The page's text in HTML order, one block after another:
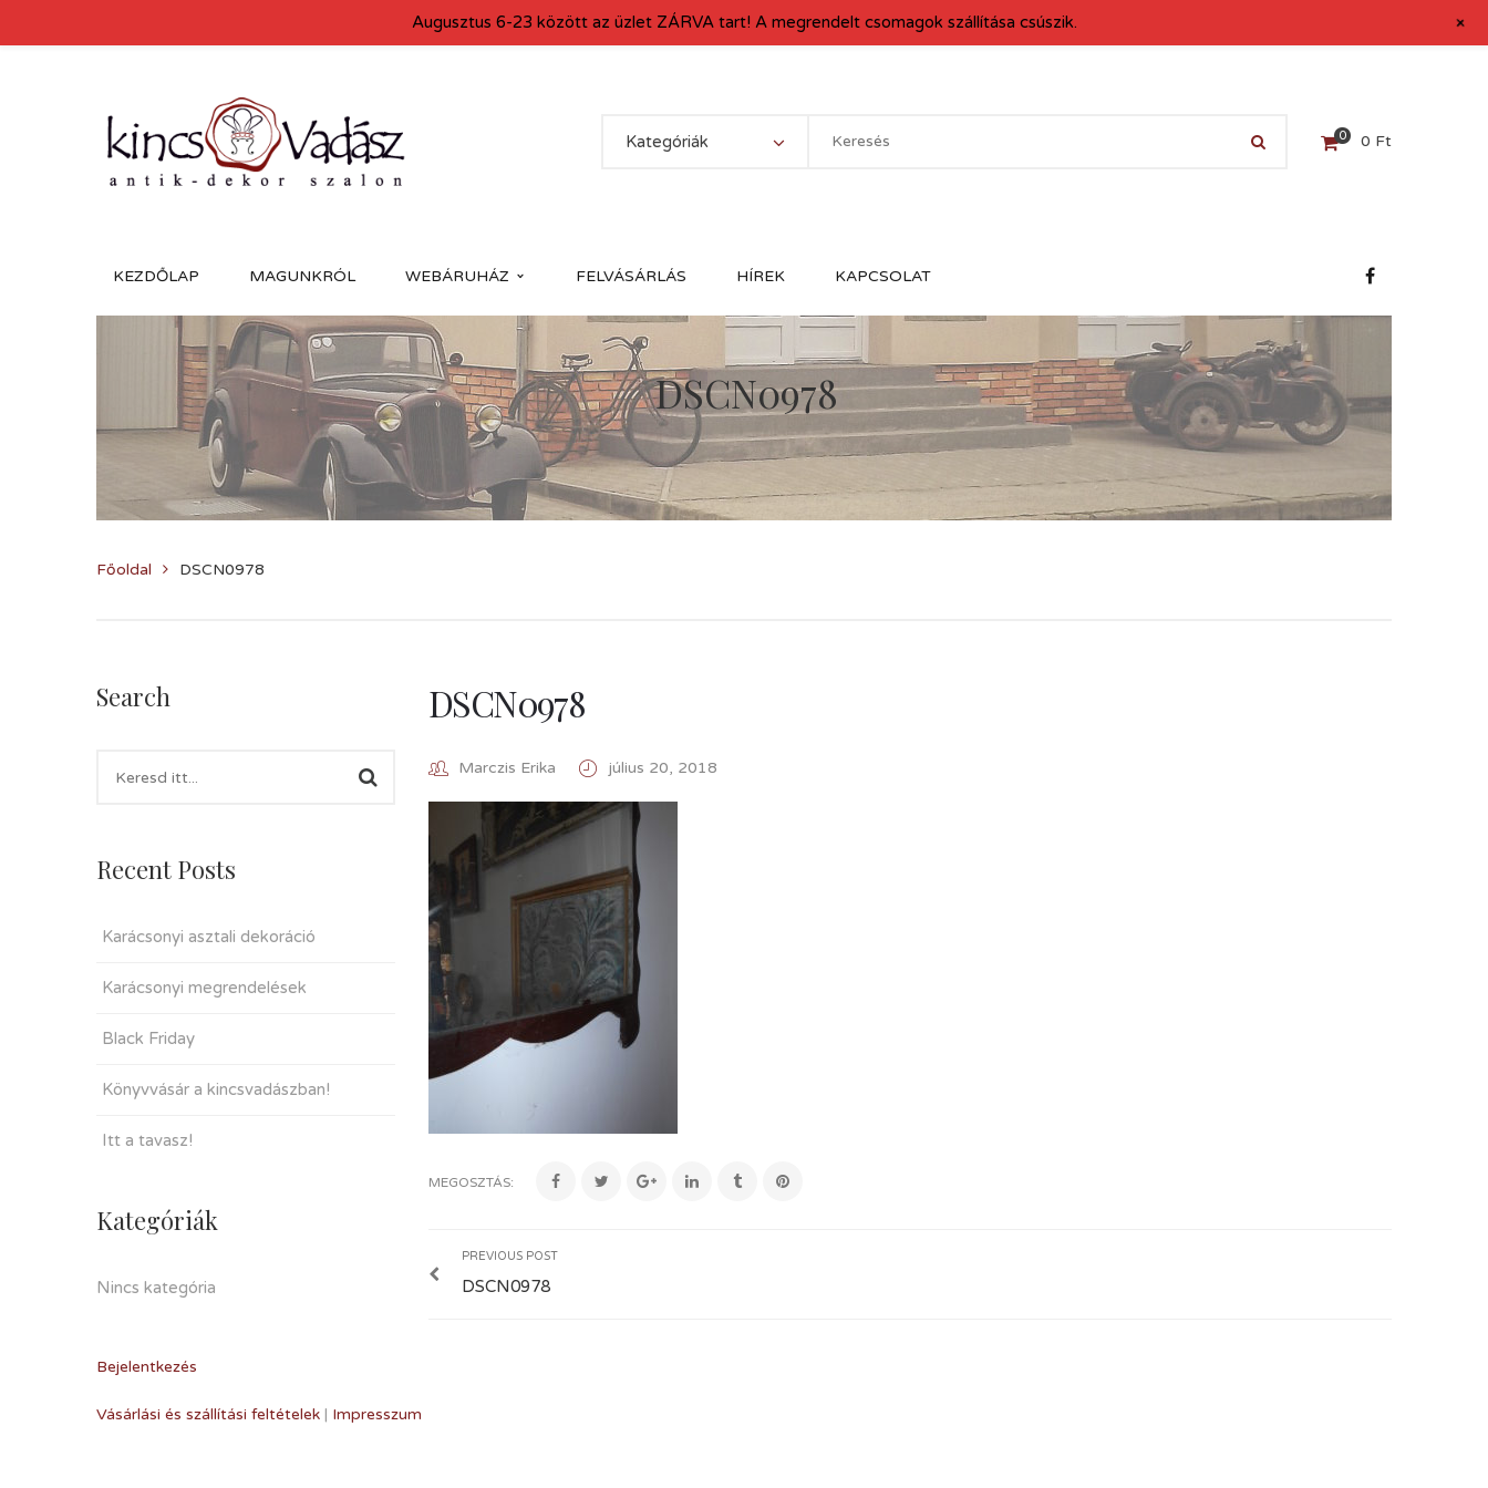
Kategóriák 0 0 Ft
KEZDŐLAP MAGUNKRÓL WEBÁRUHÁZ FELVÁSÁRLÁS HÍREK KAPCSOLAT
DSCN0978
Főoldal DSCN0978
Search
Recent Posts
Karácsonyi asztali dekoráció
Karácsonyi megrendelések
Black Friday
Könyvvásár a kincsvadászban!
Itt a tavasz!
Kategóriák
Nincs kategória
Bejelentkezés
DSCN0978
Marczis Erika július 20, 2018
MEGOSZTÁS:
PREVIOUS POST
DSCN0978
Vásárlási és szállítási feltételek | Impresszum
Augusztus 6-23 között az üzlet ZÁRVA tart! A megrendelt csomagok szállítása csúszik. +